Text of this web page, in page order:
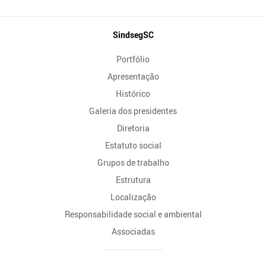
SindsegSC
Portfólio
Apresentação
Histórico
Galeria dos presidentes
Diretoria
Estatuto social
Grupos de trabalho
Estrutura
Localização
Responsabilidade social e ambiental
Associadas